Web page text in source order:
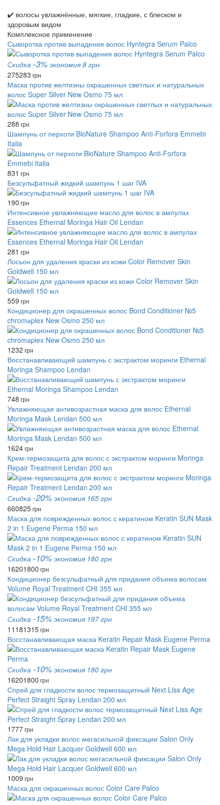
✔️ волосы увлажнённые, мягкие, гладкие, с блеском и
здоровым видом
Комплексное применение
Сыворотка против выпадения волос Hyntegra Serum Palco
Скидка -3% экономия 8 грн
275283 грн
Маска против желтизны окрашенных светлых и натуральных
волос Super Silver New Osmo 75 мл
288 грн
Шампунь от перхоти BioNature Shampoo Anti-Forfora Emmebi
Italia
831 грн
Безсульфатный жидкий шампунь 1 шаг IVA
190 грн
Интенсивное увлажняющее масло для волос в ампулах
Essences Ethernal Moringa Hair Oil Lendan
281 грн
Лосьон для удаления краски из кожи Color Remover Skin
Goldwell 150 мл
559 грн
Кондиционер для окрашенных волос Bond Conditioner №5
chromаplex New Osmo 250 мл
1232 грн
Восстанавливающий шампунь с экстрактом моринги Ethernal
Moringa Shampoo Lendan
748 грн
Увлажняющая антивозрастная маска для волос Ethernal
Moringa Mask Lendan 500 мл
1624грн
Крем-термозащита для волос с экстрактом моринги Moringa
Repair Treatment Lendan 200 мл
Скидка -20% экономия 165 грн
660825грн
Маска для поврежденных волос с кератином Keratin SUN Mask
2 in 1 Eugene Perma 150 мл
Скидка -10% экономия 180 грн
16201800 грн
Кондиционер безсульфатный для придания объема волосам
Volume Royal Treatment CHI 355 мл
Скидка -15% экономия 197 грн
11181315грн
Восстанавливающая маска Keratin Repair Mask Eugene Perma
Скидка -10% экономия 180 грн
16201800 грн
Спрей для гладкости волос термозащитный Next Liss Age
Perfect Straight Spray Lendan 200 мл
1777грн
Лак для укладки волос мегасильной фиксации Salon Only
Mega Hold Hair Lacquer Goldwell 600 мл
1009 грн
Маска для окрашенных волос Color Care Palco